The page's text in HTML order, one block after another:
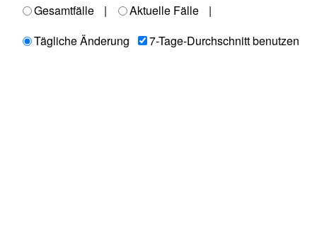
Gesamtfälle
| Aktuelle Fälle
|
Tägliche Änderung
7-Tage-Durchschnitt benutzen